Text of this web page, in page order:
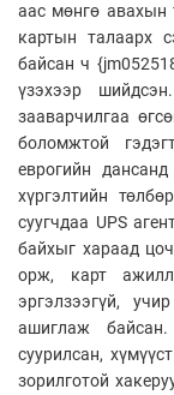
аас мөнгө авахын
картын талаарх
байсан ч
үзэхээр
зааварчилгаа
боломжтой
еврогийн
хүргэлтийн
суугчдаа UPS
байхыг хараад
орж, карт
эргэлзээгүй,
ашиглаж
суурилсан,
зорилготой